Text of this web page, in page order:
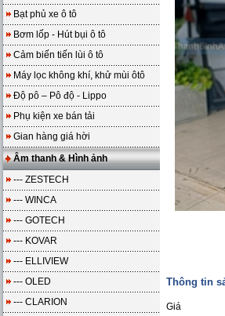
Bạt phủ xe ô tô
Bơm lốp - Hút bụi ô tô
Cảm biến tiến lùi ô tô
Máy lọc không khí, khử mùi ôtô
Độ pô – Pô độ - Lippo
Phụ kiện xe bán tải
Gian hàng giá hời
Âm thanh & Hình ảnh
--- ZESTECH
--- WINCA
--- GOTECH
--- KOVAR
--- ELLIVIEW
--- OLED
--- CLARION
Thông tin
Giá